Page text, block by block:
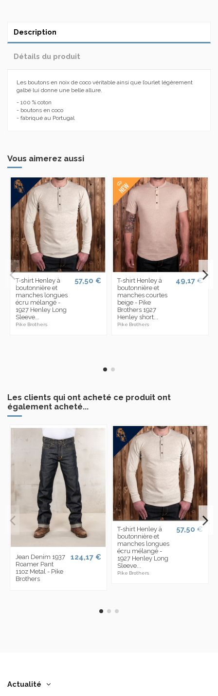
Description
Détails du produit
Les boutons en noix de coco véritable ainsi que l’ourlet légèrement
galbé lui donne une belle allure.
- 100 % coton
- boutons en coco
- fabriqué au Portugal
Vous aimerez aussi
T-shirt Henley à
boutonnière et
manches longues
écru mélangé -
1927 Henley Long
Sleeve...
Pike Brothers
57,50 €
T-shirt Henley à
boutonnière et
manches courtes
beige - Pike
Brothers 1927
Henley short...
Pike Brothers
49,17 €
Les clients qui ont acheté ce produit ont
également acheté...
Jean Denim 1937
Roamer Pant
11oz Metal - Pike
Brothers
124,17 €
T-shirt Henley à
boutonnière et
manches longues
écru mélangé -
1927 Henley Long
Sleeve...
Pike Brothers
57,50 €
Actualité